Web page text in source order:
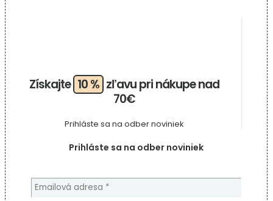
Získajte 10 % zľavu pri nákupe nad
70€
Prihláste sa na odber noviniek
Prihláste sa na odber noviniek